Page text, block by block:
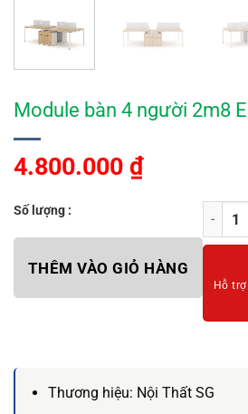
Module bàn 4 người 2m8
4.800.000 ₫
Số lượng :
THÊM VÀO GIỎ HÀNG
Hỗ
Thương hiệu: Nội Thất SG